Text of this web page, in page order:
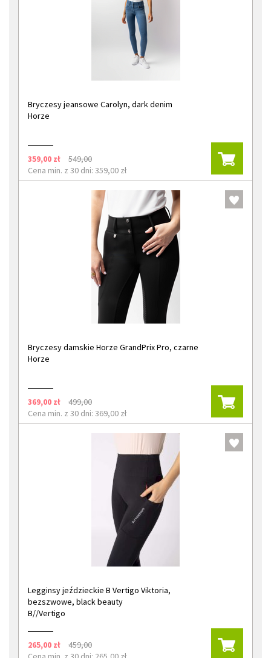
Bryczesy jeansowe Carolyn, dark denim
Horze
359,00 zł
549,00
Cena min. z 30 dni: 359,00 zł
Bryczesy damskie Horze GrandPrix Pro, czarne
Horze
369,00 zł
499,00
Cena min. z 30 dni: 369,00 zł
Legginsy jeździeckie B Vertigo Viktoria,
bezszwowe, black beauty
B//Vertigo
265,00 zł
459,00